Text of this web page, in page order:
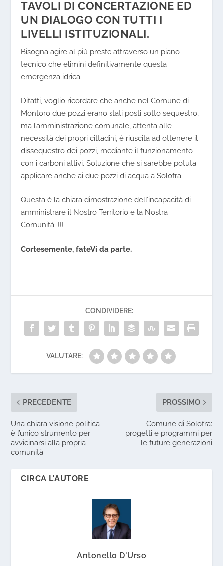
TAVOLI DI CONCERTAZIONE ED
UN DIALOGO CON TUTTI I
LIVELLI ISTITUZIONALI.
Bisogna agire al più presto attraverso un piano
tecnico che elimini definitivamente questa
emergenza idrica.
Difatti, voglio ricordare che anche nelComune di
Montoro due pozzi erano stati posti sotto sequestro,
ma l’amministrazione comunale, attenta alle
necessità dei propri cittadini, è riuscita ad ottenere il
dissequestro dei pozzi, mediante il funzionamento
con i carboni attivi.Soluzione che si sarebbe potuta
applicare anche ai due pozzi di acqua a Solofra.
Questa è la chiara dimostrazione dell’incapacità di
amministrare il Nostro Territorio e la Nostra
Comunità…!!!
Cortesemente, fateVi da parte.
CONDIVIDERE:
VALUTARE:
PRECEDENTE
Una chiara visione politica
è l’unico strumento per
avvicinarsi alla propria
comunità
PROSSIMO
Comune di Solofra:
progetti e programmi per
le future generazioni
CIRCA L'AUTORE
Antonello D'Urso